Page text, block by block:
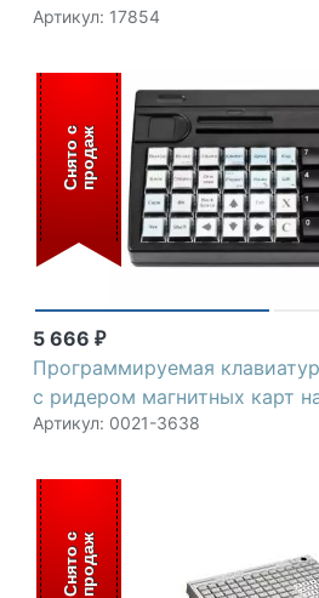
Артикул: 17854
5 666 ₽
Программируемая
c ридером магнитных карт
Артикул: 0021-3638
С
н
я
т
о
с
п
р
о
д
аж
С
н
я
т
о
с
п
р
о
д
аж